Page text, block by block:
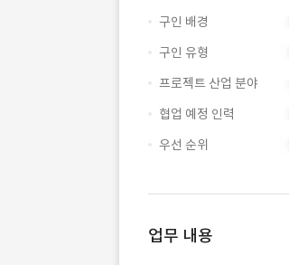
구인 배경
구인 유형
프로젝트 산업 분야
협업 예정 인력
우선 순위
업무 내용